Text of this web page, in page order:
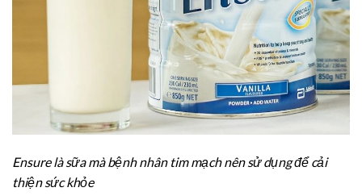
Ensure là sữa mà bệnh nhân tim mạch nên sử dụng để cải
thiện sức khỏe